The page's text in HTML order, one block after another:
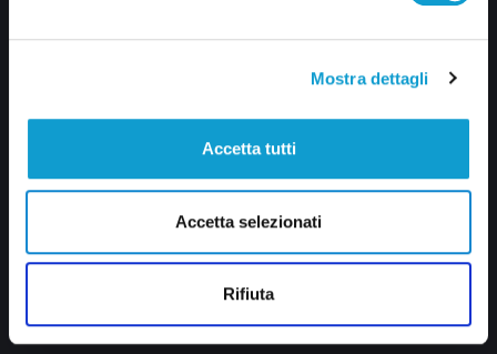
Mostra dettagli
Accetta tutti
Accetta selezionati
Rifiuta
Via Pasubio, 36 – 63074 San Benedetto del Tronto (AP)
info@veratv.it